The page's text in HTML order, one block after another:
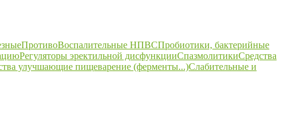
ПротивоВоспалительные НПВСПробиотики, бактерийные
Регуляторы эректильной дисфункцииСпазмолитикиСредства
улучшающие пищеварение (ферменты...)Слабительные и